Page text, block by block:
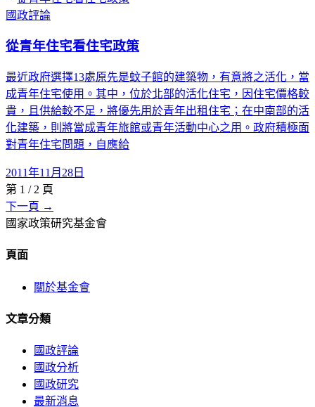
國政評論
從青年住宅看住宅政策
最近政府選擇13處原先是蚊子館的建築物，有意將之活化，當
成青年住宅使用。其中，位於北部的活化住宅，因住宅價格較
貴，且供給較不足，將優先用於青年出租住宅；在中南部的活
化建築，則將當成青年旅館或青年活動中心之用。政府積極面
對青年住宅問題，自應給
2011年11月28日
第 1 / 2 頁
下一頁 →
國家政策研究基金會
頁面
關於基金會
文章分類
國政評論
國政分析
國政研究
最新消息